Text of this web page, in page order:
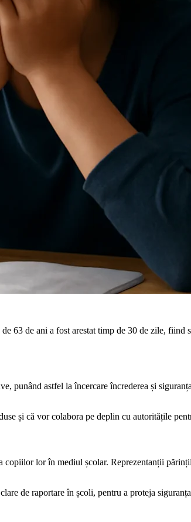
63 de ani a fost arestat timp de 30 de zile, fiind
punând astfel la încercare încrederea și
și că vor colabora pe deplin cu autoritățile
lor în mediul școlar. Reprezentanții
de raportare în școli, pentru a proteja